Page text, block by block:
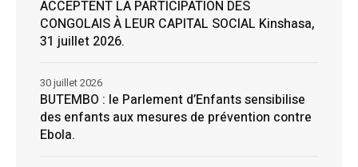
ACCEPTENT LA PARTICIPATION DES
CONGOLAIS À LEUR CAPITAL SOCIAL Kinshasa,
31 juillet 2026.
BUTEMBO : le Parlement d’Enfants sensibilise
des enfants aux mesures de prévention contre
Ebola.
30 juillet 2026